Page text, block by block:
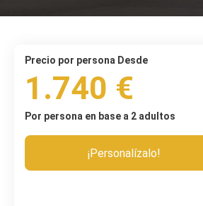
precio por persona Desde
1.740 €
Por persona en base a 2 adultos
¡Personalízalo!